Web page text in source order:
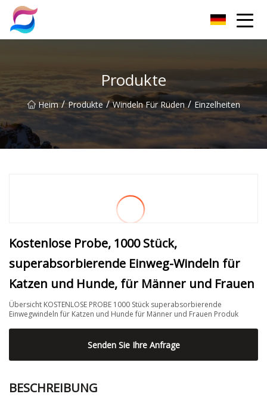
Produkte
Heim / Produkte / Windeln Für Rüden / Einzelheiten
Kostenlose Probe, 1000 Stück,
superabsorbierende Einweg-Windeln für
Katzen und Hunde, für Männer und Frauen
Übersicht KOSTENLOSE PROBE 1000 Stück superabsorbierende
Einwegwindeln für Katzen und Hunde für Männer und Frauen Produk
Senden Sie Ihre Anfrage
BESCHREIBUNG